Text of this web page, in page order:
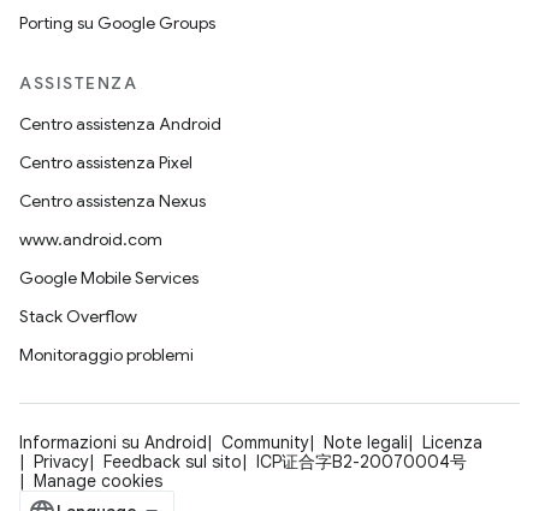
Porting su Google Groups
ASSISTENZA
Centro assistenza Android
Centro assistenza Pixel
Centro assistenza Nexus
www.android.com
Google Mobile Services
Stack Overflow
Monitoraggio problemi
Informazioni su Android Community Note legali
Licenza
Privacy
Feedback sul sito
ICP证合字B2-20070004号
Manage cookies